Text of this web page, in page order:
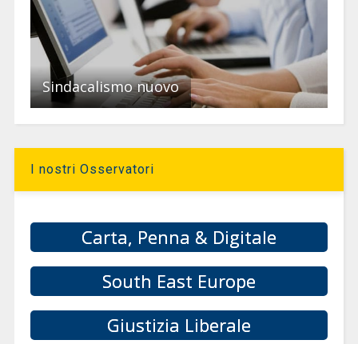
Sindacalismo nuovo
I nostri Osservatori
Carta, Penna & Digitale
South East Europe
Giustizia Liberale